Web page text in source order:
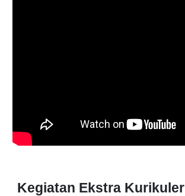
Kegiatan Ekstra Kurikuler